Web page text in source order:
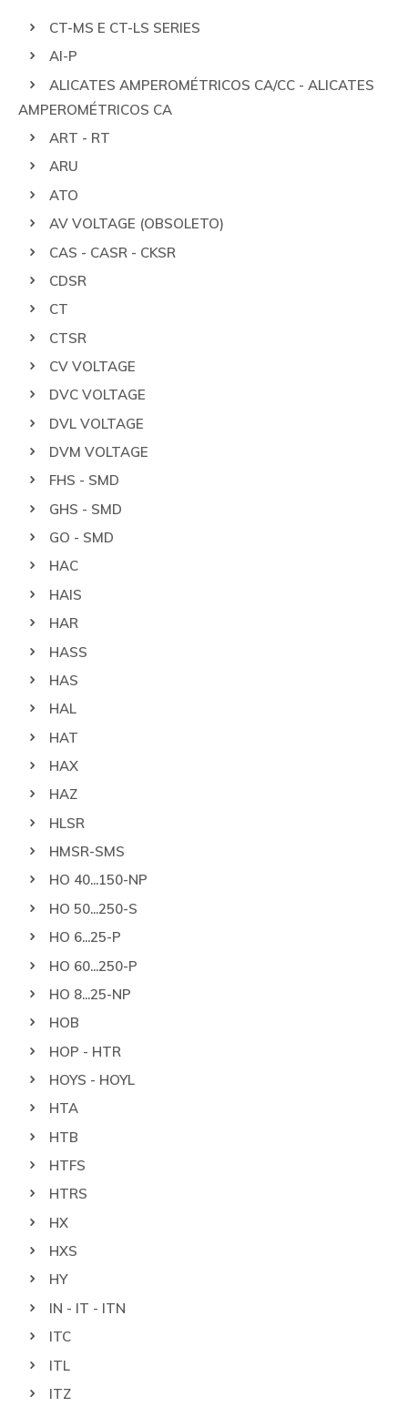
CONTROLE DE PROCESSOS E AUTOMAÇÃO
TRAÇÃO
SE INFORME
CT-MS E CT-LS SERIES
AI-P
ALICATES AMPEROMÉTRICOS CA/CC - ALICATES
AMPEROMÉTRICOS CA
ART - RT
ARU
ATO
AV VOLTAGE (OBSOLETO)
CAS - CASR - CKSR
CDSR
CT
CTSR
CV VOLTAGE
DVC VOLTAGE
DVL VOLTAGE
DVM VOLTAGE
FHS - SMD
GHS - SMD
GO - SMD
HAC
HAIS
HAR
HASS
HAS
HAL
HAT
HAX
HAZ
HLSR
HMSR-SMS
HO 40...150-NP
HO 50...250-S
HO 6...25-P
HO 60...250-P
HO 8...25-NP
HOB
HOP - HTR
HOYS - HOYL
HTA
HTB
HTFS
HTRS
HX
HXS
HY
IN - IT - ITN
ITC
ITL
ITZ